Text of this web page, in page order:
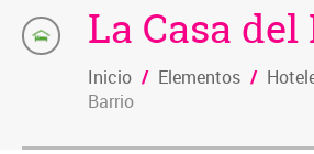
La Casa
Inicio / Elementos /
Barrio